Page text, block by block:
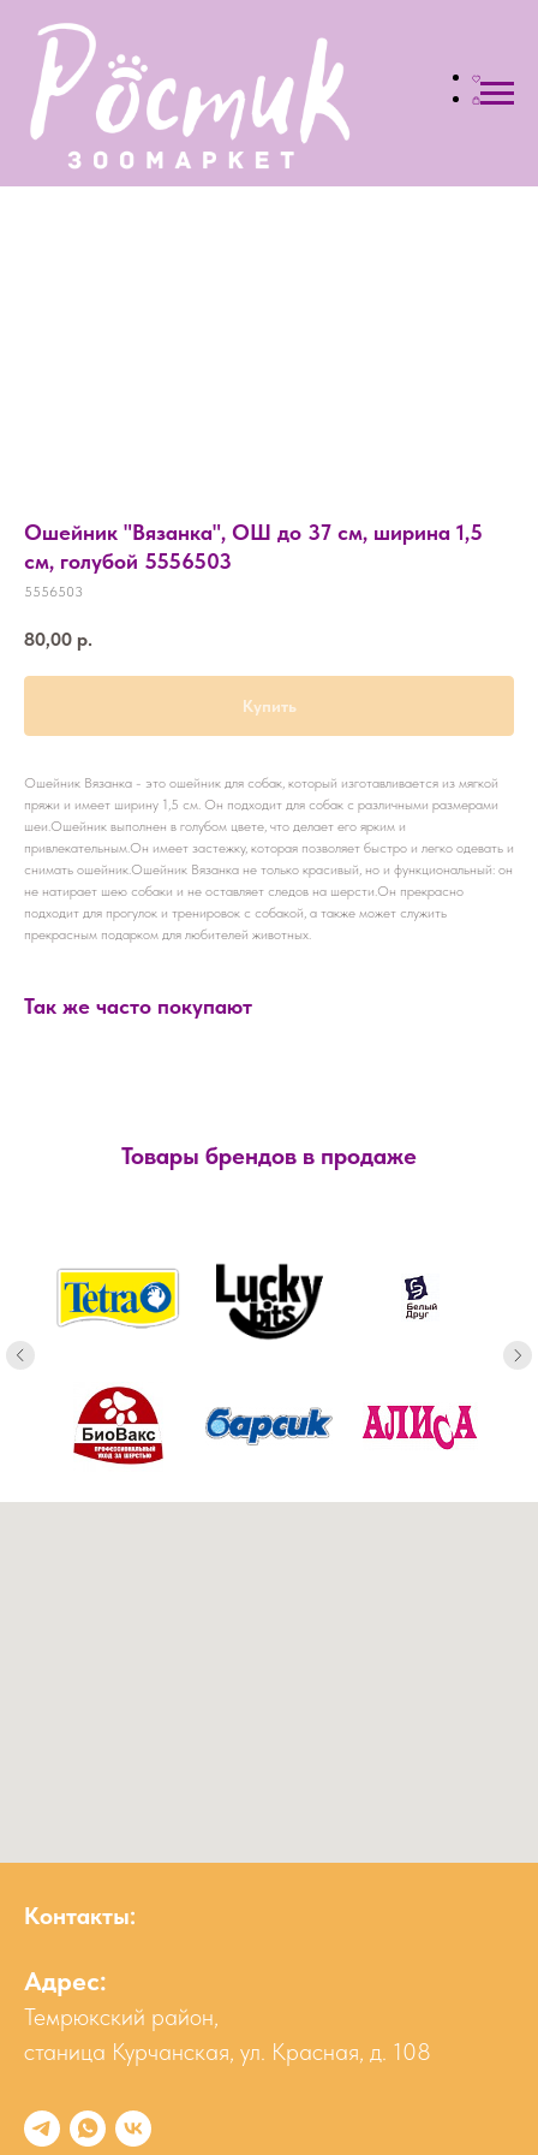
Ошейник "Вязанка", ОШ до 37 см, ширина 1,5
см, голубой 5556503
5556503
80,00 р.
Купить
Ошейник Вязанка - это ошейник для собак, который изготавливается из мягкой
пряжи и имеет ширину 1,5 см. Он подходит для собак с различными размерами
шеи.Ошейник выполнен в голубом цвете, что делает его ярким и
привлекательным.Он имеет застежку, которая позволяет быстро и легко одевать и
снимать ошейник.Ошейник Вязанка не только красивый, но и функциональный: он
не натирает шею собаки и не оставляет следов на шерсти.Он прекрасно
подходит для прогулок и тренировок с собакой, а также может служить
прекрасным подарком для любителей животных.
Так же часто покупают
Товары брендов в продаже
Контакты:
Адрес:
Темрюкский район,
станица Курчанская, ул. Красная, д. 108